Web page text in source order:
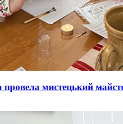
провела мистецький